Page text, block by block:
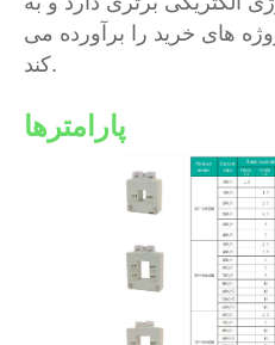
های خرید را برآورده می
کند.
پارامترها